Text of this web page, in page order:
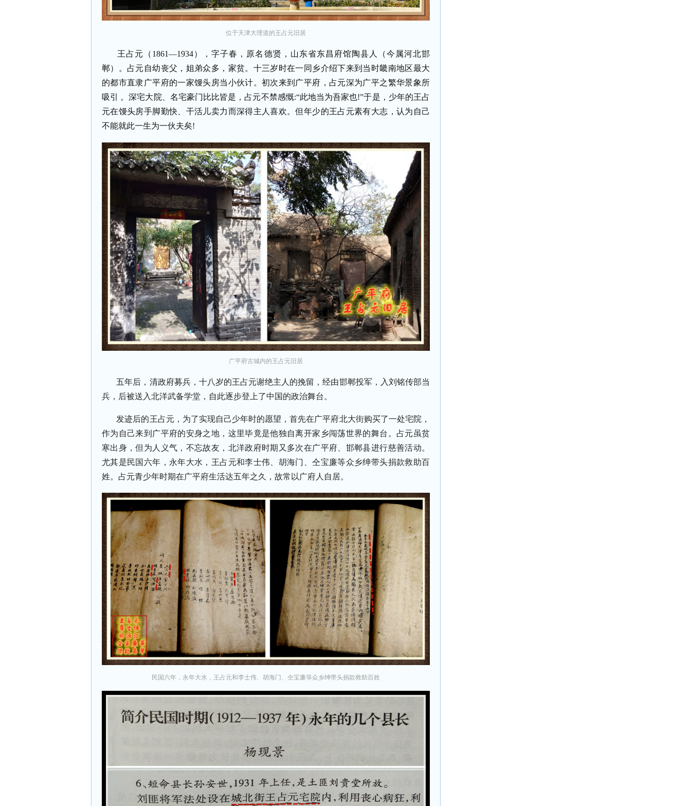
位于天津大理道的王占元旧居
王占元（1861—1934），字子春，原名德贤，山东省东昌府馆陶县人（今属河北邯
郸）。占元自幼丧父，姐弟众多，家贫。十三岁时在一同乡介绍下来到当时畿南地区最大
的都市直隶广平府的一家馒头房当小伙计。初次来到广平府，占元深为广平之繁华景象所
吸引 。深宅大院、名宅豪门比比皆是，占元不禁感慨:“此地当为吾家也!”于是，少年的王占
元在馒头房手脚勤快、干活儿卖力而深得主人喜欢。但年少的王占元素有大志，认为自己
不能就此一生为一伙夫矣!
广平府古城内的王占元旧居
五年后，清政府募兵，十八岁的王占元谢绝主人的挽留，经由邯郸投军，入刘铭传部当
兵，后被送入北洋武备学堂，自此逐步登上了中国的政治舞台。
发迹后的王占元，为了实现自己少年时的愿望，首先在广平府北大街购买了一处宅院，
作为自己来到广平府的安身之地，这里毕竟是他独自离开家乡闯荡世界的舞台。占元虽贫
寒出身，但为人义气，不忘故友，北洋政府时期又多次在广平府、邯郸县进行慈善活动。
尤其是民国六年，永年大水，王占元和李士伟、胡海门、仝宝廉等众乡绅带头捐款救助百
姓。占元青少年时期在广平府生活达五年之久，故常以广府人自居。
民国六年，永年大水，王占元和李士伟、胡海门、仝宝廉等众乡绅带头捐款救助百姓